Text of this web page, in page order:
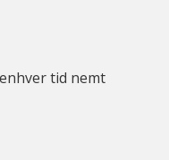
tid nemt